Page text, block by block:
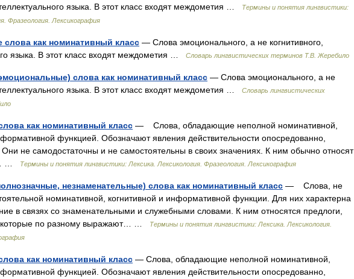
языка. В этот класс входят междометия …
Термины и понятия лингвистики:
Фразеология. Лексикография
как номинативный класс — Слова эмоционального, а не когнитивного,
языка. В этот класс входят междометия …
Словарь лингвистических терминов Т.В. Жеребило
слова как номинативный класс — Слова эмоционального, а не
языка. В этот класс входят междометия …
Словарь лингвистических
как номинативный класс — Слова, обладающие неполной номинативной,
функцией. Обозначают явления действительности опосредованно,
не самодостаточны и не самостоятельны в своих значениях. К ним обычно относят
…
Термины и понятия лингвистики: Лексика. Лексикология. Фразеология. Лексикография
незнаменательные) слова как номинативный класс — Слова, не
номинативной, когнитивной и информативной функции. Для них характерна
в связях со знаменательными и служебными словами. К ним относятся предлоги,
которые по разному выражают… …
Термины и понятия лингвистики: Лексика. Лексикология.
как номинативный класс — Слова, обладающие неполной номинативной,
функцией. Обозначают явления действительности опосредованно,